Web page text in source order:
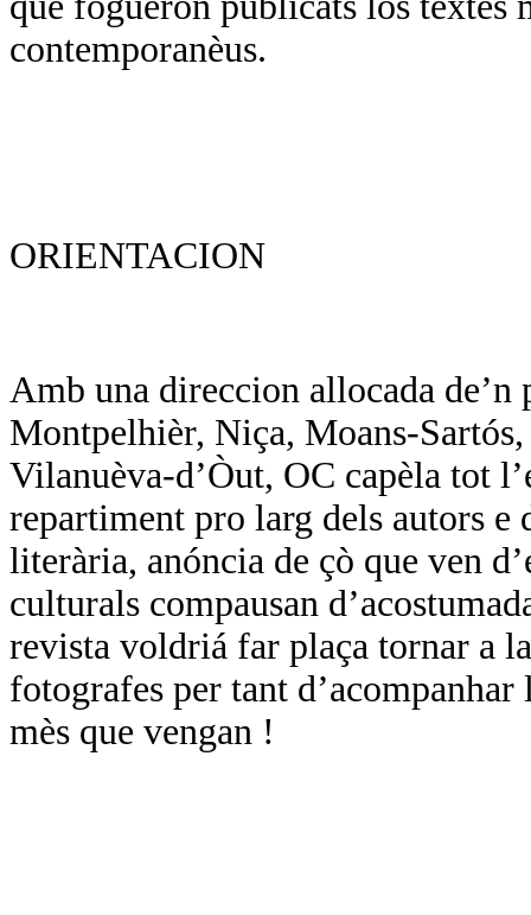
contemporanèus.
ORIENTACION
Amb una direccion allocada
Montpelhièr, Niça, Moans-
Vilanuèva-d’Òut, OC capèla tot
repartiment pro larg dels autors e
literària, anóncia de çò que ven
culturals compausan
revista voldriá far plaça tornar a
fotografes per tant
mès que vengan !